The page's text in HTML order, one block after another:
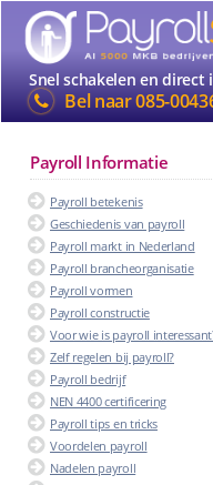
Snel schakelen en direct
Bel naar085-
Payroll Informatie
Payroll betekenis
Geschiedenis van payroll
Payroll markt in Nederland
Payroll brancheorganisatie
Payroll vormen
Payroll constructie
Voor wie is payroll
Zelf regelen bij payroll?
Payroll bedrijf
NEN 4400 certificering
Payroll tips en tricks
Voordelen payroll
Nadelen payroll